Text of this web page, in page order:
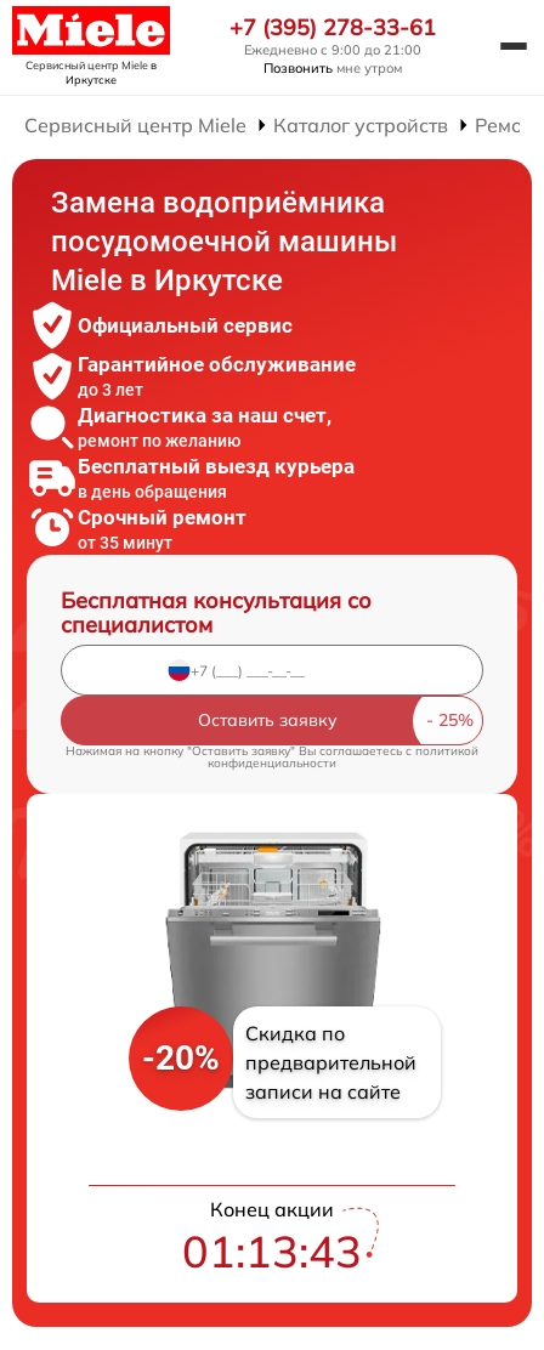
Сервисный центр Mieleв
Иркутске
+7 (395) 278-33-61
Ежедневно с 9:00 до 21:00
Позвонить мне утром
Сервисный центр Miele Каталог устройств
Замена водоприёмника
посудомоечной машины
Miele в Иркутске
Официальный сервис
Гарантийное обслуживание
до 3 лет
Диагностика за наш счет,
ремонт по желанию
Бесплатный выезд курьера
в день обращения
Срочный ремонт
от 35 минут
Бесплатная консультация со
специалистом
Оставить заявку
Нажимая на кнопку "Оставить заявку" Вы соглашаетесь cполитикой
конфиденциальности
-20%
Скидка по
предварительной
записи на сайте
Конец акции
01:13:43